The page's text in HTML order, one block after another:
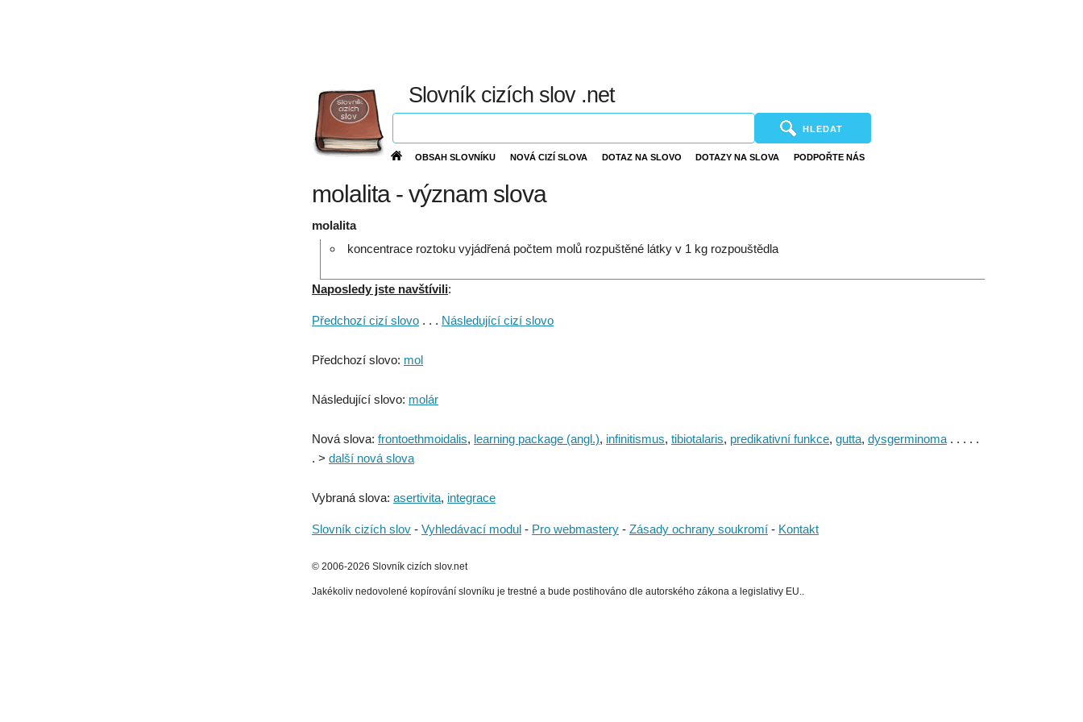
Slovník cizích slov .net
HLEDAT
OBSAH SLOVNÍKU NOVÁ CIZÍ SLOVA DOTAZ NA SLOVO DOTAZY NA SLOVA PODPOŘTE NÁS
molalita - význam slova
molalita
koncentrace roztoku vyjádřená počtem molů rozpuštěné látky v 1 kg rozpouštědla
Naposledy jste navštívili:
Předchozí cizí slovo . . . Následující cizí slovo
Předchozí slovo: mol
Následující slovo: molár
Nová slova: frontoethmoidalis, learning package (angl.), infinitismus, tibiotalaris, predikativní funkce, gutta, dysgerminoma . . . . .
. > další nová slova
Vybraná slova: asertivita, integrace
Slovník cizích slov - Vyhledávací modul - Pro webmastery - Zásady ochrany soukromí - Kontakt
© 2006-2026 Slovník cizích slov.net
Jakékoliv nedovolené kopírování slovníku je trestné a bude postihováno dle autorského zákona a legislativy EU..